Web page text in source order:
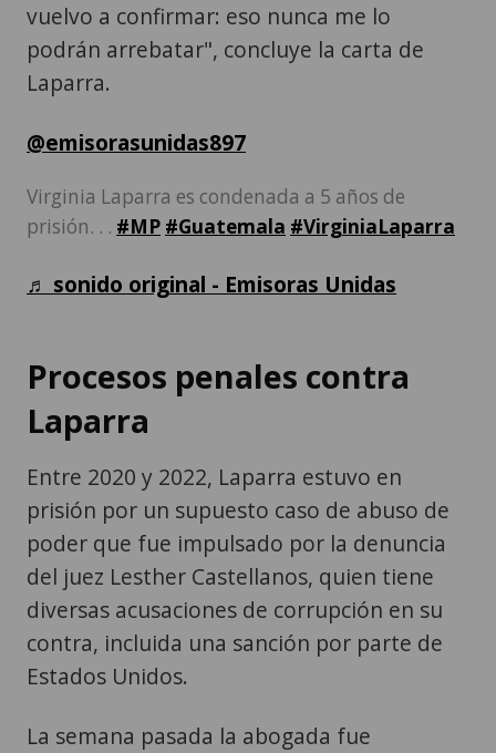
vuelvo a confirmar: eso nunca me lo
podrán arrebatar", concluye la carta de
Laparra.
@emisorasunidas897
Virginia Laparra es condenada a 5 años de
prisión. . . #MP #Guatemala #VirginiaLaparra
♬ sonido original - Emisoras Unidas
Procesos penales contra
Laparra
Entre 2020 y 2022, Laparra estuvo en
prisión por un supuesto caso de abuso de
poder que fue impulsado por la denuncia
del juez Lesther Castellanos, quien tiene
diversas acusaciones de corrupción en su
contra, incluida una sanción por parte de
Estados Unidos.
La semana pasada la abogada fue